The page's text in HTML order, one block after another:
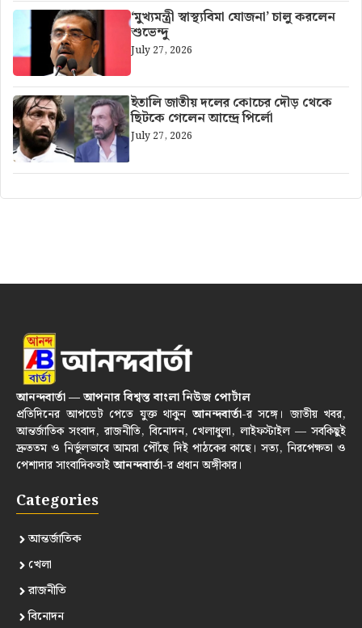
‘মুখ্যমন্ত্রী স্বাস্থ্যবিমা যোজনা’ চালু করলেন
শুভেন্দু
July 27, 2026
ইতালি জাতীয় দলের কোচের দৌড় থেকে
ছিটকে গেলেন আন্দ্রে পির্লো
July 27, 2026
আনন্দবার্তা — আপনার বিশ্বস্ত বাংলা নিউজ পোর্টাল
প্রতিদিনের আপডেট পেতে যুক্ত থাকুনআনন্দবার্তা-র সঙ্গে। জাতীয় খবর,
আন্তর্জাতিক সংবাদ, রাজনীতি, বিনোদন, খেলাধুলা, লাইফস্টাইল — সবকিছুই
দ্রুততম ও নির্ভুলভাবে আমরা পৌঁছে দিই পাঠকের কাছে। সত্য, নিরপেক্ষতা ও
পেশাদার সাংবাদিকতাইআনন্দবার্তা-র প্রধান অঙ্গীকার।
Categories
আন্তর্জাতিক
খেলা
রাজনীতি
বিনোদন